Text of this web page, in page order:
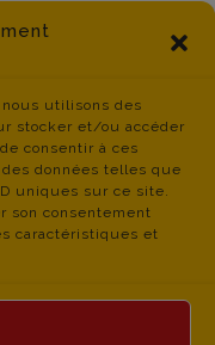
utilisons des
stocker et/ou accéder
consentir à ces
données telles que
uniques sur ce site.
son consentement
caractéristiques et